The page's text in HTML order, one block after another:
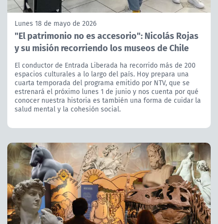
Lunes 18 de mayo de 2026
"El patrimonio no es accesorio": Nicolás Rojas
y su misión recorriendo los museos de Chile
El conductor de Entrada Liberada ha recorrido más de 200
espacios culturales a lo largo del país. Hoy prepara una
cuarta temporada del programa emitido por NTV, que se
estrenará el próximo lunes 1 de junio y nos cuenta por qué
conocer nuestra historia es también una forma de cuidar la
salud mental y la cohesión social.